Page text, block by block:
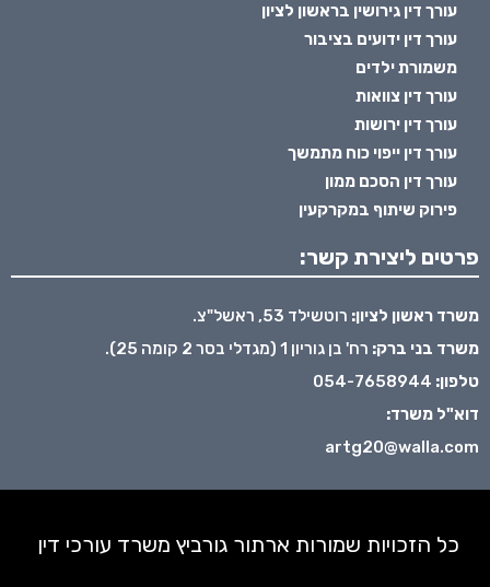
עורך דין גירושין בראשון לציון
עורך דין ידועים בציבור
משמורת ילדים
עורך דין צוואות
עורך דין ירושות
עורך דין ייפוי כוח מתמשך
עורך דין הסכם ממון
פירוק שיתוף במקרקעין
פרטים ליצירת קשר:
משרד ראשון לציון: רוטשילד 53, ראשל"צ.
משרד בני ברק: רח' בן גוריון 1 (מגדלי בסר 2 קומה 25).
טלפון: 054-7658944
דוא"ל משרד:
artg20@walla.com
כל הזכויות שמורות ארתור גורביץ משרד עורכי דין